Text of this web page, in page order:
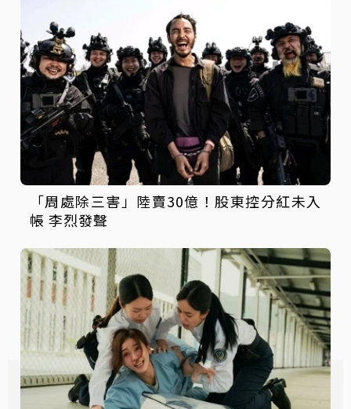
「周處除三害」陸賣30億！股東控分紅未入
帳 李烈發聲